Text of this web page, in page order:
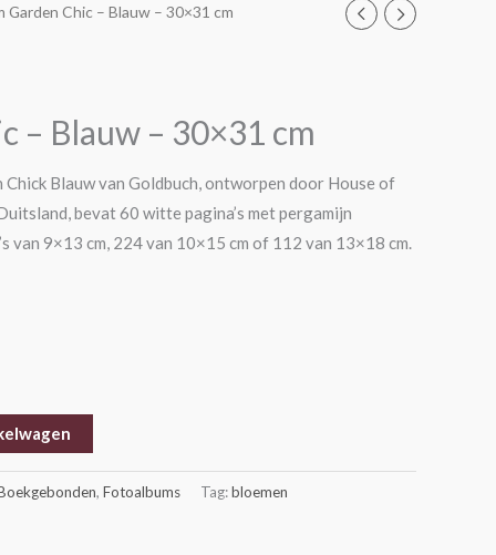
Garden Chic – Blauw – 30×31 cm
– Blauw – 30×31 cm
Blauw van Goldbuch, ontworpen door House of
bevat 60 witte pagina’s met pergamijn
van 9×13 cm, 224 van 10×15 cm of 112 van 13×18 cm.
, Fotoalbums Tag:bloemen